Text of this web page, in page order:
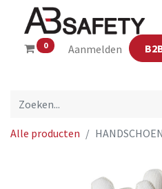
0 Aanmelden
Alle producten